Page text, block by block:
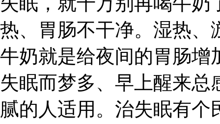
热、胃肠不干净。湿热、
牛奶就是给夜间的胃肠增
失眠而梦多、早上醒来
腻的人适用。治失眠有